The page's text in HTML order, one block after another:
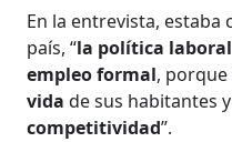
En la entrevista, estaba
país, “la política
empleo formal, porque
vidade sus habitantes
competitividad”.